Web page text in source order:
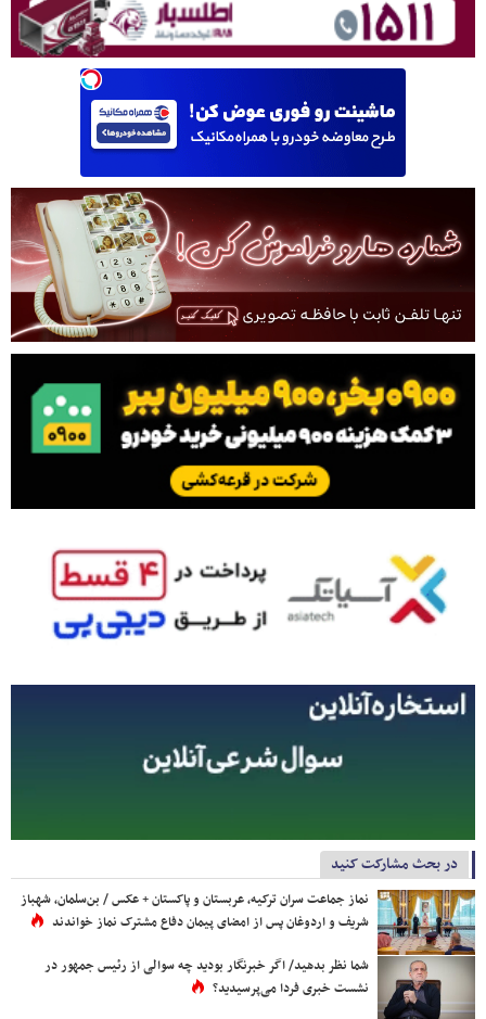
در بحث مشارکت کنید
نماز جماعت سران ترکیه، عربستان و پاکستان + عکس / بن‌سلمان، شهباز
شریف و اردوغان پس از امضای پیمان دفاع مشترک نماز خواندند
شما نظر بدهید/ اگر خبرنگار بودید چه سوالی از رئیس جمهور در
نشست خبری فردا می‌پرسیدید؟